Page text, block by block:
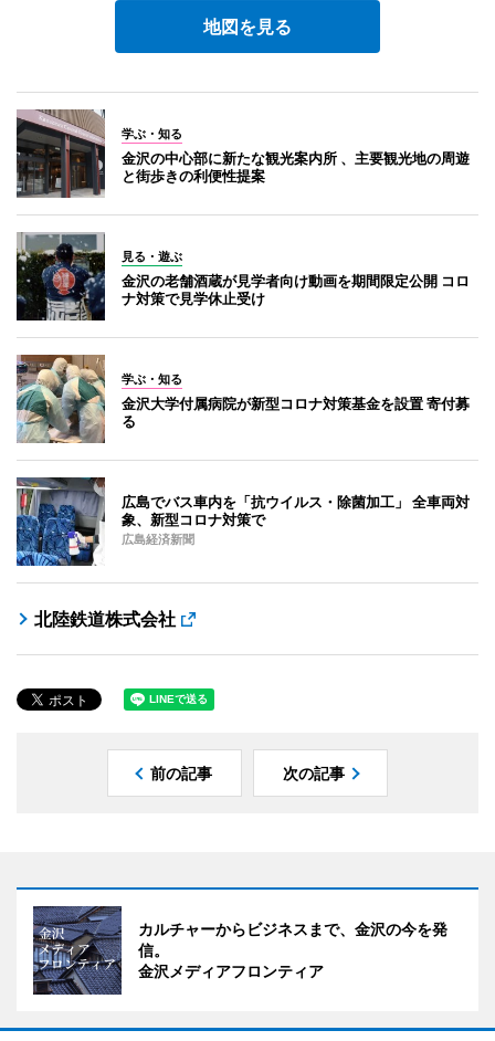
地図を見る
学ぶ・知る
金沢の中心部に新たな観光案内所 、主要観光地の周遊
と街歩きの利便性提案
見る・遊ぶ
金沢の老舗酒蔵が見学者向け動画を期間限定公開 コロ
ナ対策で見学休止受け
学ぶ・知る
金沢大学付属病院が新型コロナ対策基金を設置 寄付募
る
広島でバス車内を「抗ウイルス・除菌加工」 全車両対
象、新型コロナ対策で
広島経済新聞
北陸鉄道株式会社
前の記事 次の記事
カルチャーからビジネスまで、金沢の今を発
信。
金沢メディアフロンティア